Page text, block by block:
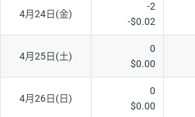
4月24日(金)
-2
-$0.02
4月25日(土)
0
$0.00
4月26日(日)
0
$0.00